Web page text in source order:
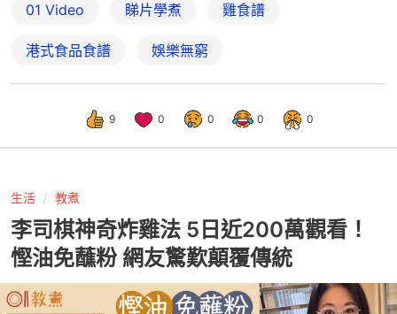
01 Video 睇片學煮 雞食譜
港式食品食譜 娛樂無窮
9 0 0 0 0
生活 教煮
李司棋神奇炸雞法 5日近200萬觀看！
慳油免蘸粉 網友驚歎顛覆傳統